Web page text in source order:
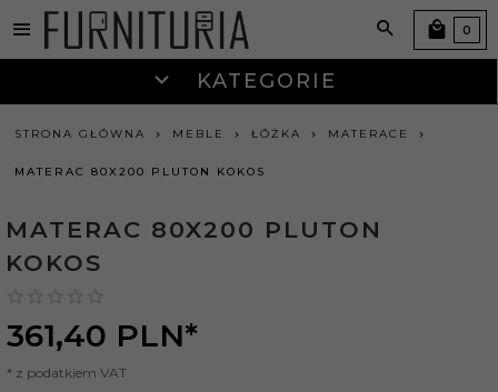
KATEGORIE
0
STRONA GŁÓWNA MEBLE ŁÓŻKA MATERACE
MATERAC 80X200 PLUTON KOKOS
MATERAC 80X200 PLUTON
KOKOS
361,40 PLN*
* z podatkiem VAT